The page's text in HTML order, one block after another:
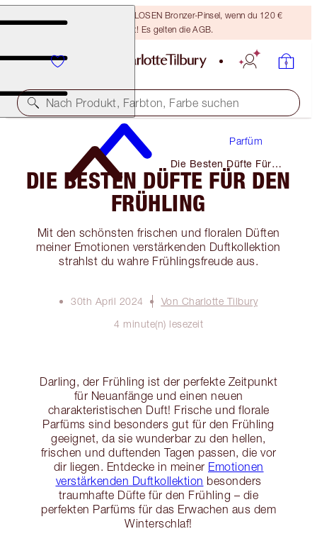
Sichere dir einen KOSTENLOSEN Bronzer-Pinsel, wenn du 120 €
ausgibst! Es gelten die AGB.
Nach Produkt, Farbton, Farbe suchen
Parfüm
Die Besten Düfte Für
Den Frühling
DIE BESTEN DÜFTE FÜR DEN
FRÜHLING
Mit den schönsten frischen und floralen Düften
meiner Emotionen verstärkenden Duftkollektion
strahlst du wahre Frühlingsfreude aus.
30th April 2024
Von Charlotte Tilbury
4 minute(n) lesezeit
Darling, der Frühling ist der perfekte Zeitpunkt
für Neuanfänge und einen neuen
charakteristischen Duft! Frische und florale
Parfüms sind besonders gut für den Frühling
geeignet, da sie wunderbar zu den hellen,
frischen und duftenden Tagen passen, die vor
dir liegen. Entdecke in meiner Emotionen
verstärkenden Duftkollektion besonders
traumhafte Düfte für den Frühling – die
perfekten Parfüms für das Erwachen aus dem
Winterschlaf!